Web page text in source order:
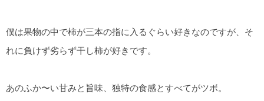
僕は果物の中で柿が三本の指に入るぐらい好きなのですが、そ
れに負けず劣らず干し柿が好きです。
あのふか〜い甘みと旨味、独特の食感とすべてがツボ。